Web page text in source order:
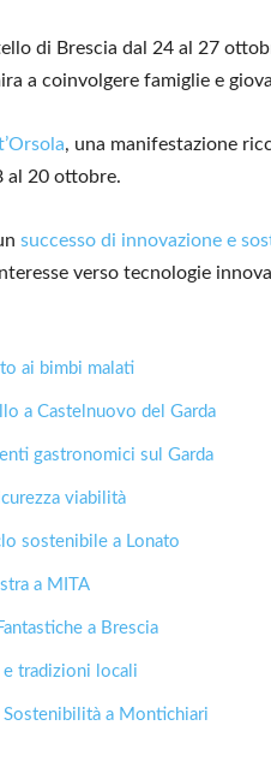
di Brescia dal 24 al 27
a coinvolgere famiglie e
, una manifestazione
al 20 ottobre.
successo di innovazione e
verso tecnologie
ai bimbi malati
a Castelnuovo del Garda
gastronomici sul Garda
viabilità
sostenibile a Lonato
a MITA
a Brescia
e tradizioni locali
a Montichiari